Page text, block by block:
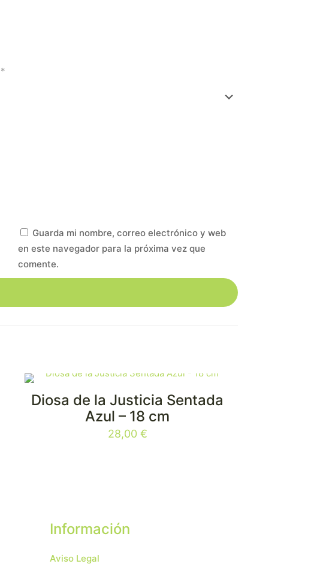
*
Guarda mi nombre, correo electrónico y web
en este navegador para la próxima vez que
comente.
Diosa de la Justicia Sentada
Azul – 18 cm
28,00 €
Información
Aviso Legal